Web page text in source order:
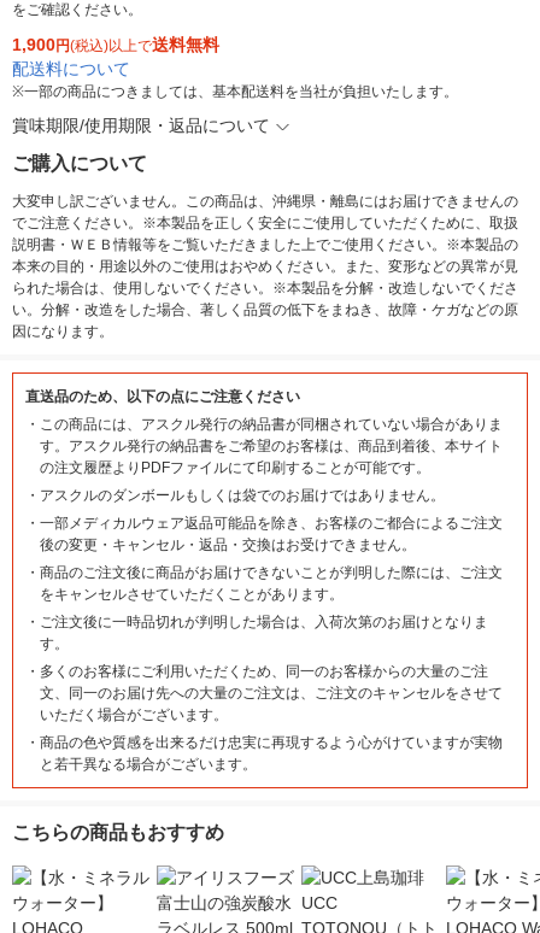
をご確認ください。
1,900円(税込)以上で送料無料
配送料について
※一部の商品につきましては、基本配送料を当社が負担いたします。
賞味期限/使用期限・返品について
ご購入について
大変申し訳ございません。この商品は、沖縄県・離島にはお届けできませんの
でご注意ください。※本製品を正しく安全にご使用していただくために、取扱
説明書・ＷＥＢ情報等をご覧いただきました上でご使用ください。※本製品の
本来の目的・用途以外のご使用はおやめください。また、変形などの異常が見
られた場合は、使用しないでください。※本製品を分解・改造しないでくださ
い。分解・改造をした場合、著しく品質の低下をまねき、故障・ケガなどの原
因になります。
直送品のため、以下の点にご注意ください
・ この商品には、アスクル発行の納品書が同梱されていない場合がありま
す。アスクル発行の納品書をご希望のお客様は、商品到着後、本サイト
の注文履歴よりPDFファイルにて印刷することが可能です。
・ アスクルのダンボールもしくは袋でのお届けではありません。
・ 一部メディカルウェア返品可能品を除き、お客様のご都合によるご注文
後の変更・キャンセル・返品・交換はお受けできません。
・ 商品のご注文後に商品がお届けできないことが判明した際には、ご注文
をキャンセルさせていただくことがあります。
・ ご注文後に一時品切れが判明した場合は、入荷次第のお届けとなりま
す。
・ 多くのお客様にご利用いただくため、同一のお客様からの大量のご注
文、同一のお届け先への大量のご注文は、ご注文のキャンセルをさせて
いただく場合がございます。
・ 商品の色や質感を出来るだけ忠実に再現するよう心がけていますが実物
と若干異なる場合がございます。
こちらの商品もおすすめ